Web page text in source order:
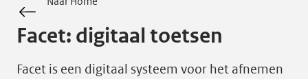
Facet: digitaal toetsen
Facet is een digitaal systeem voor het afnemen